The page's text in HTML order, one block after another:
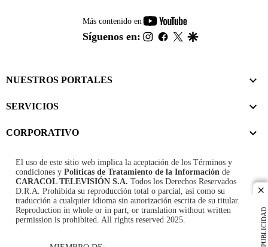
PUBLICIDAD
Más contenido en
youtube-
footer
Síguenos en: instagram
facebook
twitter
NUESTROS PORTALES
SERVICIOS
CORPORATIVO
El uso de este sitio web implica la aceptación de los Términos y
condiciones y Políticas de Tratamiento de la Información de
CARACOL TELEVISIÓN S.A. Todos los Derechos Reservados
D.R.A. Prohibida su reproducción total o parcial, así como su
traducción a cualquier idioma sin autorización escrita de su titular.
Reproduction in whole or in part, or translation without written
permission is prohibited. All rights reserved 2025.